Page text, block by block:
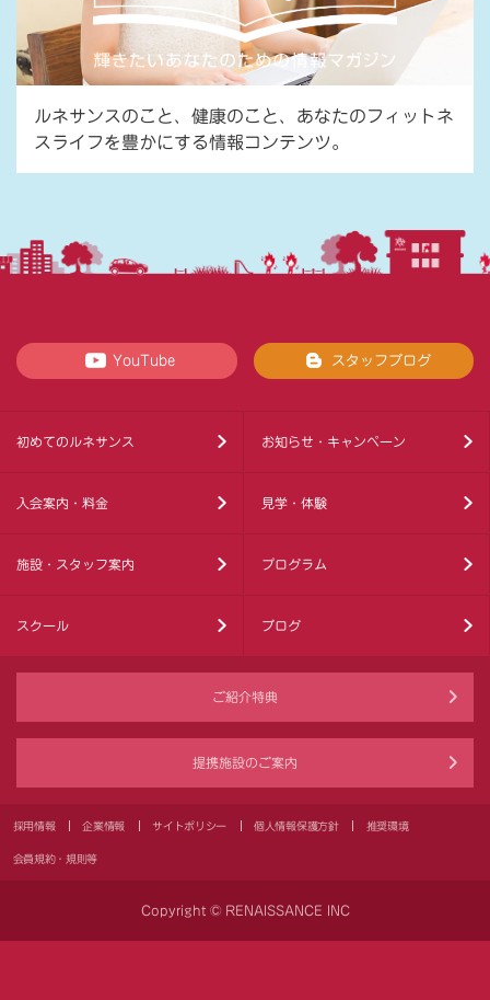
ルネサンスのこと、健康のこと、あなたのフィットネ
スライフを豊かにする情報コンテンツ。
YouTube スタッフブログ
初めてのルネサンス お知らせ・キャンペーン
入会案内・料金 見学・体験
施設・スタッフ案内 プログラム
スクール ブログ
ご紹介特典
提携施設のご案内
採用情報 企業情報 サイトポリシー 個人情報保護方針 推奨環境
会員規約・規則等
Copyright © RENAISSANCE INC